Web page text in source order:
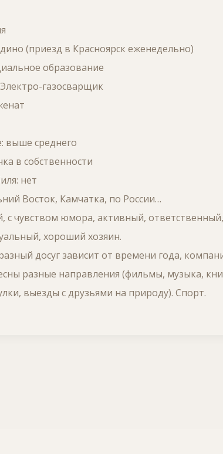
(приезд в Красноярск еженедельно)
образование
газосварщик
выше среднего
в собственности
нет
Восток, Камчатка, по России…
с чувством юмора, активный, ответственный,
хороший хозяин.
досуг зависит от времени года,
разные направления (фильмы, музыка,
выезды с друзьями на природу). Спорт.